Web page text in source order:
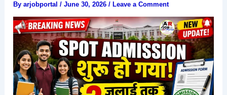
Byarjobportal/June 30, 2026/ Leave a Comment